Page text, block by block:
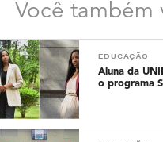
Você também
EDUCAÇÃO
Aluna da
o programa